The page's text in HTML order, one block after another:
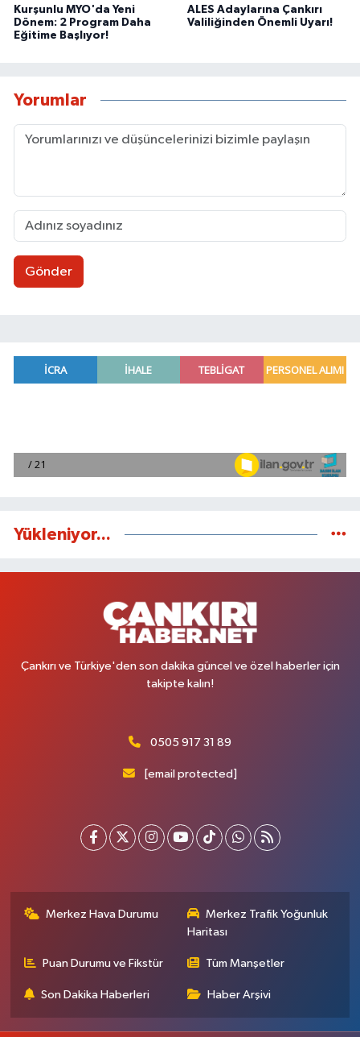
Kurşunlu MYO'da Yeni
Dönem: 2 Program Daha
Eğitime Başlıyor!
ALES Adaylarına Çankırı
Valiliğinden Önemli Uyarı!
Yorumlar
Gönder
Yükleniyor...
Çankırı ve Türkiye'den son dakika güncel ve özel haberler için
takipte kalın!
0505 917 31 89
[email protected]
Merkez Hava Durumu
Merkez Trafik Yoğunluk
Haritası
Puan Durumu ve Fikstür Tüm Manşetler
Son Dakika Haberleri Haber Arşivi